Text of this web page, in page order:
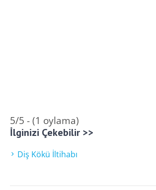
5/5 - (1 oylama)
İlginizi Çekebilir >>
Diş Kökü İltihabı